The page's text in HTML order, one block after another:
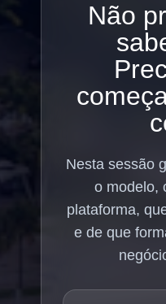
Não
Nesta sessão
o modelo,
plataforma,
e de que